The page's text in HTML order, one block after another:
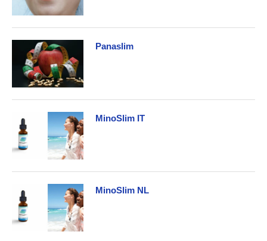
Panaslim
MinoSlim IT
MinoSlim NL